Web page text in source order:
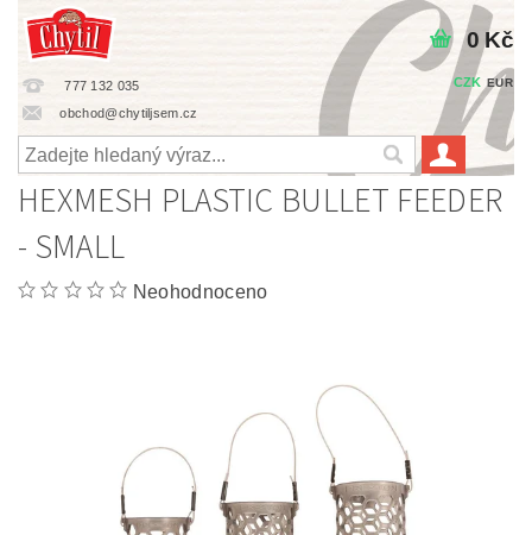
777 132 035
obchod@chytiljsem.cz
CZK EUR
0 Kč
HEXMESH PLASTIC BULLET FEEDER
- SMALL
Neohodnoceno